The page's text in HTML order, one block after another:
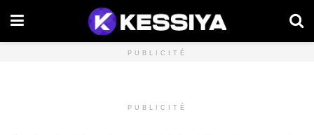
PUBLICITÉ
PUBLICITÉ